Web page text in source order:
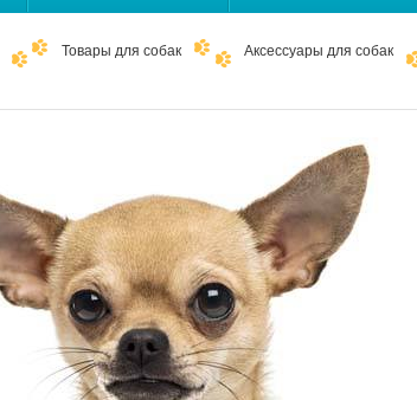
Товары для собак Аксессуары для собак